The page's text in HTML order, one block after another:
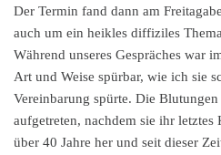
Der Termin fand dann am
auch um ein heikles diffiziles
Während unseres Gespräches war
Art und Weise spürbar, wie ich sie
Vereinbarung spürte. Die
aufgetreten, nachdem sie ihr
über 40 Jahre her und seit dieser